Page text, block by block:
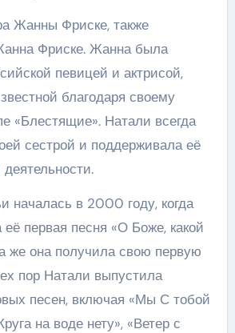
Жанны Фриске, также
Фриске. Жанна была
певицей и актрисой,
благодаря своему
«Блестящие». Натали всегда
сестрой и поддерживала её
началась в 2000 году, когда
первая песня «О Боже, какой
же она получила свою первую
пор Натали выпустила
песен, включая «Мы С тобой
на воде нету», «Ветер с